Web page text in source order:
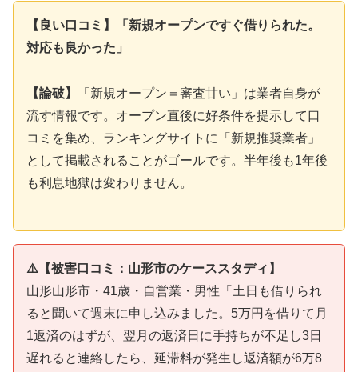
【良い口コミ】「新規オープンですぐ借りられた。
対応も良かった」
【論破】
「新規オープン＝審査甘い」は業者自身が
流す情報です。オープン直後に好条件を提示して口
コミを集め、ランキングサイトに「新規推奨業者」
として掲載されることがゴールです。半年後も1年後
も利息地獄は変わりません。
⚠️【被害口コミ：山形市のケーススタディ】
山形山形市・41歳・自営業・男性「土日も借りられ
ると聞いて週末に申し込みました。5万円を借りて月
1返済のはずが、翌月の返済日に手持ちが不足し3日
遅れると連絡したら、延滞料が発生し返済額が6万8